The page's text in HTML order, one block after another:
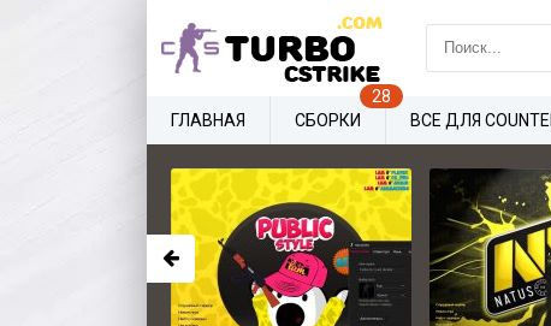
ГЛАВНАЯ СБОРКИ ВСЕ ДЛЯ